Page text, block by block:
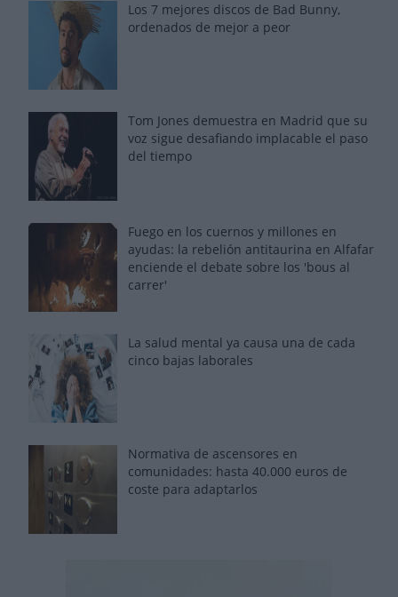
Los 7 mejores discos de Bad Bunny,
ordenados de mejor a peor
Tom Jones demuestra en Madrid que su
voz sigue desafiando implacable el paso
del tiempo
Fuego en los cuernos y millones en
ayudas: la rebelión antitaurina en Alfafar
enciende el debate sobre los 'bous al
carrer'
La salud mental ya causa una de cada
cinco bajas laborales
Normativa de ascensores en
comunidades: hasta 40.000 euros de
coste para adaptarlos